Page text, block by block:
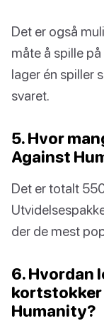
Det er også
måte å spille
lager én spiller
svaret.
5. Hvor
Against
Det er totalt
der de mest
6. Hvordan
kortstokker
Humanity?